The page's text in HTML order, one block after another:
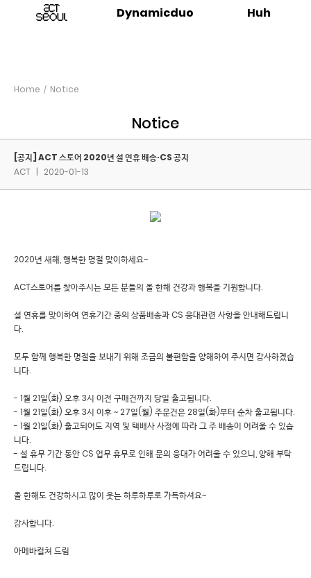
Dynamicduo Huh
Home Notice
Notice
[공지] ACT 스토어 2020년 설 연휴 배송·CS 공지
ACT | 2020-01-13
2020년 새해, 행복한 명절 맞이하세요~
ACT스토어를 찾아주시는 모든 분들의 올 한해 건강과 행복을 기원합니다.
설 연휴를 맞이하여 연휴기간 중의 상품배송과 CS 응대관련 사항을 안내해드립니
다.
모두 함께 행복한 명절을 보내기 위해 조금의 불편함을 양해하여 주시면 감사하겠습
니다.
- 1월 21일(화) 오후 3시 이전 구매건까지 당일 출고됩니다.
- 1월 21일(화) 오후 3시 이후 ~ 27일(월) 주문건은 28일(화)부터 순차 출고됩니다.
- 1월 21일(화) 출고되어도 지역 및 택배사 사정에 따라 그 주 배송이 어려울 수 있습
니다.
- 설 휴무 기간 동안 CS 업무 휴무로 인해 문의 응대가 어려울 수 있으니, 양해 부탁
드립니다.
올 한해도 건강하시고 많이 웃는 하루하루로 가득하셔요~
감사합니다.
아메바컬쳐 드림